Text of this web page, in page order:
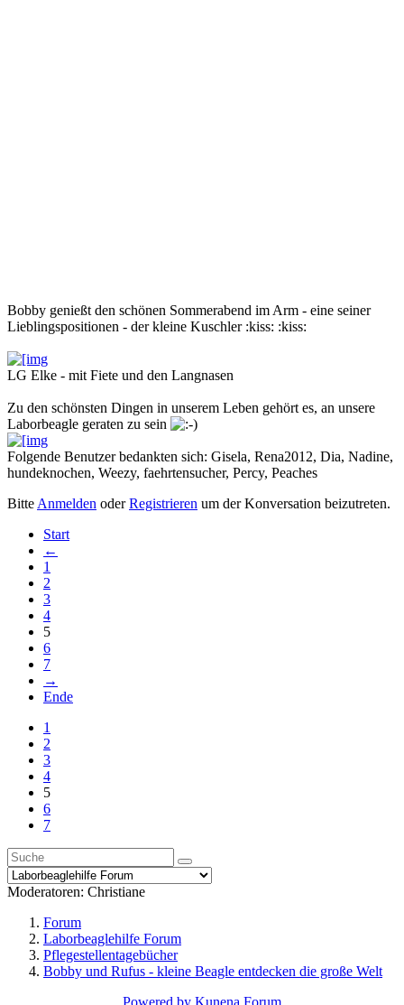
Bobby genießt den schönen Sommerabend im Arm - eine seiner
Lieblingspositionen - der kleine Kuschler :kiss: :kiss:
LG Elke - mit Fiete und den Langnasen
Zu den schönsten Dingen in unserem Leben gehört es, an unsere
Laborbeagle geraten zu sein
Folgende Benutzer bedankten sich: Gisela, Rena2012, Dia, Nadine,
hundeknochen, Weezy, faehrtensucher, Percy, Peaches
Bitte Anmelden oderRegistrieren um der Konversation beizutreten.
Start
←
1
2
3
4
5
6
7
→
Ende
1
2
3
4
5
6
7
Moderatoren: Christiane
Forum
Laborbeaglehilfe Forum
Pflegestellentagebücher
Bobby und Rufus - kleine Beagle entdecken die große Welt
Powered by Kunena Forum